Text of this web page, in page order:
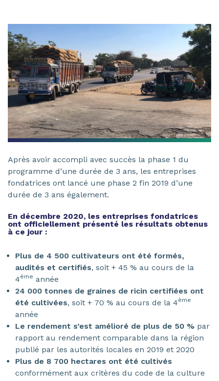
Après avoir accompli avec succès la phase 1 du
programme d’une durée de 3 ans, les entreprises
fondatrices ont lancé une phase 2 fin 2019 d’une
durée de 3 ans également.
En décembre 2020, les entreprises fondatrices
ont officiellement présenté les résultats obtenus
à ce jour :
Plus de 4 500 cultivateurs ont été formés,
audités et certifiés, soit + 45 % au cours de la
4ème année
24 000 tonnes de graines de ricin certifiées ont
été cultivées, soit + 70 % au cours de la 4ème
année
Le rendement s’est amélioré de plus de 50 % par
rapport au rendement comparable dans la région
publié par les autorités locales en 2019 et 2020
Plus de 8 700 hectares ont été cultivés
conformément aux critères du code de la culture